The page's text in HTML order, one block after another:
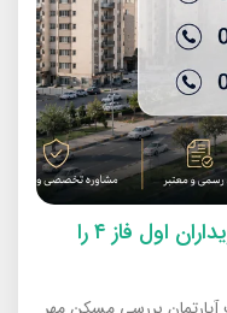
املاک پرند فاز ۴ | چرا خیلی از خریداران اول فاز ۴ را